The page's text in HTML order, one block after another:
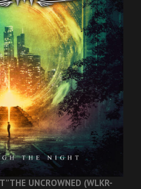
THE UNCROWNED (WLKR-